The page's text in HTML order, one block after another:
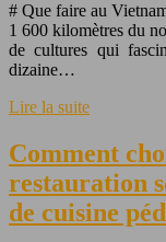
# Que faire au
1 600 kilomètres du
de cultures qui
dizaine…
Lire la suite
Comment
restauration
de cuisine